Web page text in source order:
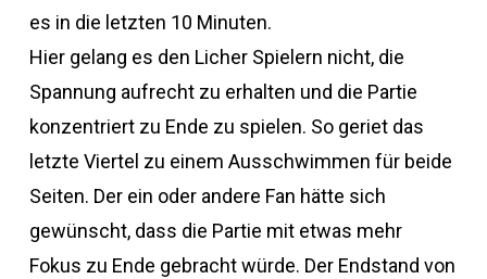
es in die letzten 10 Minuten.
Hier gelang es den Licher Spielern nicht, die
Spannung aufrecht zu erhalten und die Partie
konzentriert zu Ende zu spielen. So geriet das
letzte Viertel zu einem Ausschwimmen für beide
Seiten. Der ein oder andere Fan hätte sich
gewünscht, dass die Partie mit etwas mehr
Fokus zu Ende gebracht würde. Der Endstand von